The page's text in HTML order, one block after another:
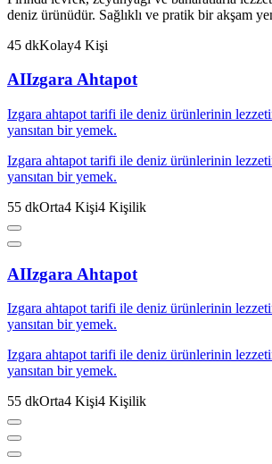
deniz ürünüdür. Sağlıklı ve pratik bir akşam
45 dkKolay4 Kişi
AIIzgara Ahtapot
Izgara ahtapot tarifi ile deniz ürünlerinin
yansıtan bir yemek.
Izgara ahtapot tarifi ile deniz ürünlerinin
yansıtan bir yemek.
55 dkOrta4 Kişi4 Kişilik
AIIzgara Ahtapot
Izgara ahtapot tarifi ile deniz ürünlerinin
yansıtan bir yemek.
Izgara ahtapot tarifi ile deniz ürünlerinin
yansıtan bir yemek.
55 dkOrta4 Kişi4 Kişilik